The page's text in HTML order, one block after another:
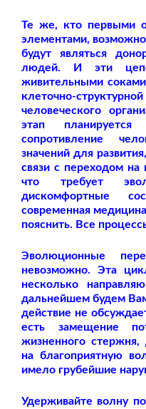
Те же, кто первыми
элементами,
будут являться
людей. И эти
живительными
клеточно-
человеческого
этап
сопротивление
значений для
связи с переходом на
что требует
дискомфортные
современная
пояснить. Все
Эволюционные
невозможно. Эта
несколько
дальнейшем будем
действие не
есть замещение
жизненного стержня,
на благоприятную
имело грубейшие
Удерживайте волну